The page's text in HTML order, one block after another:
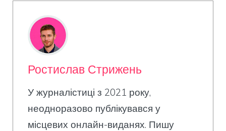
Ростислав Стрижень
У журналістиці з 2021 року,
неодноразово публікувався у
місцевих онлайн-виданях. Пишу